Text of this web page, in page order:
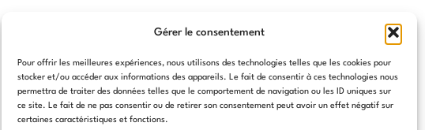
Gérer le consentement
Pour offrir les meilleures expériences, nous utilisons des technologies telles que les cookies pour
stocker et/ou accéder aux informations des appareils. Le fait de consentir à ces technologies nous
permettra de traiter des données telles que le comportement de navigation ou les ID uniques sur
ce site. Le fait de ne pas consentir ou de retirer son consentement peut avoir un effet négatif sur
certaines caractéristiques et fonctions.